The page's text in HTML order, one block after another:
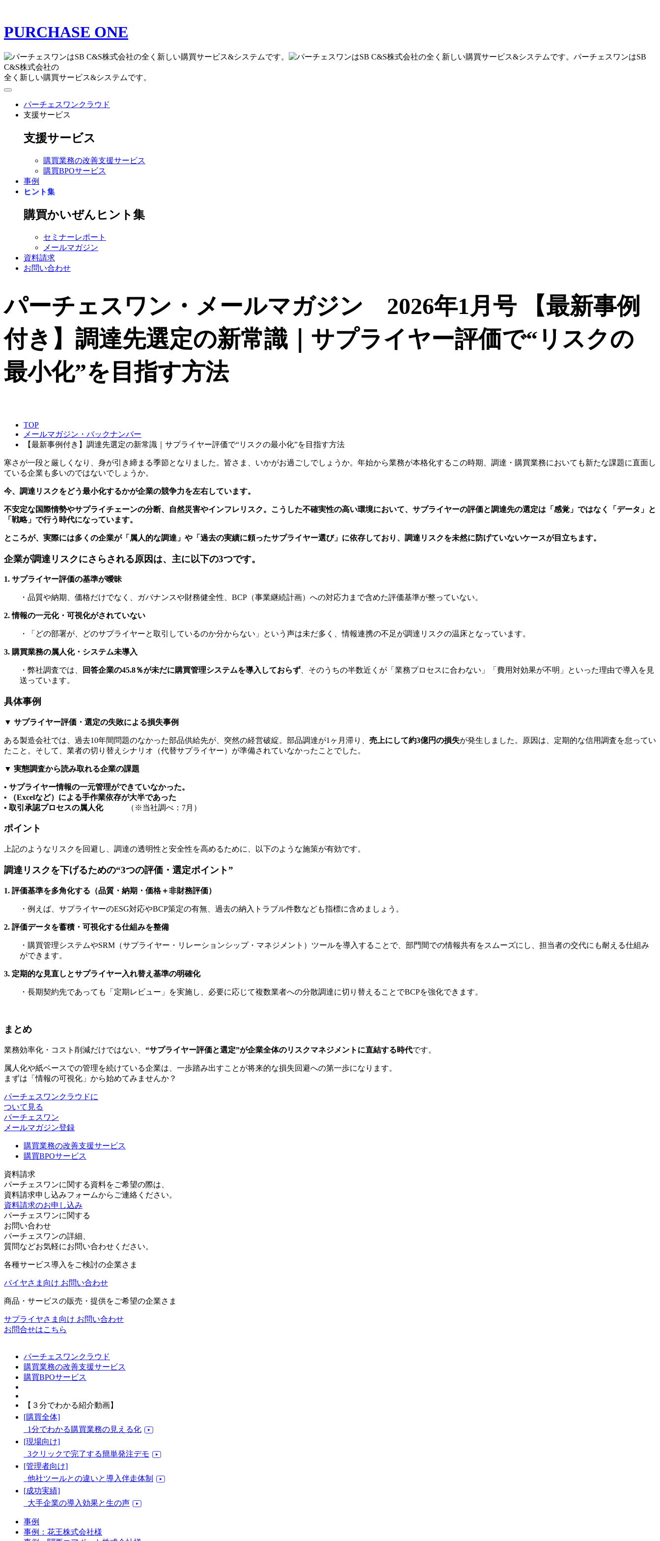
PURCHASE ONE
パーチェスワンはSB
C&S株式会社の
全く新しい購買サービス&システムです。
パーチェスワンクラウド
支援サービス
支援サービス
購買業務の改善支援サービス
購買BPOサービス
事例
ヒント集
購買かいぜんヒント集
セミナーレポート
メールマガジン
資料請求
お問い合わせ
パーチェスワン・メールマガジン 2026年1月号
【最新事例
付き】調達先選定の新常識｜サプライヤー評価で“リスクの
最小化”を目指す方法
TOP
メールマガジン・バックナンバー
【最新事例付き】調達先選定の新常識｜サプライヤー評価で“リスクの最小化”を目指す方法
寒さが一段と厳しくなり、身が引き締まる季節となりました。皆さま、いかがお過ごしでしょうか。年始から業務が本格化するこの時期、調達・購買業務においても新たな課題に直面し
ている企業も多いのではないでしょうか。
今、調達リスクをどう最小化するかが企業の競争力を左右しています。
不安定な国際情勢やサプライチェーンの分断、自然災害やインフレリスク。こうした不確実性の高い環境において、サプライヤーの評価と調達先の選定は「感覚」ではなく「データ」と
「戦略」で行う時代になっています。
ところが、実際には多くの企業が「属人的な調達」や「過去の実績に頼ったサプライヤー選び」に依存しており、調達リスクを未然に防げていないケースが目立ちます。
企業が調達リスクにさらされる原因は、主に以下の3つです。
1. サプライヤー評価の基準が曖昧
・品質や納期、価格だけでなく、ガバナンスや財務健全性、BCP（事業継続計画）への対応力まで含めた評価基準が整っていない。
2. 情報の一元化・可視化がされていない
・「どの部署が、どのサプライヤーと取引しているのか分からない」という声は未だ多く、情報連携の不足が調達リスクの温床となっています。
3. 購買業務の属人化・システム未導入
・弊社調査では、 回答企業の45.8％が未だに購買管理システムを導入しておらず 、そのうちの半数近くが「業務プロセスに合わない」「費用対効果が不明」といった理由で導入を見
送っています。
具体事例
▼ サプライヤー評価・選定の失敗による損失事例
ある製造会社では、過去10年間問題のなかった部品供給先が、突然の経営破綻。部品調達が1ヶ月滞り、 売上にして約3億円の損失が発生しました。原因は、定期的な信用調査を怠ってい
たこと。そして、業者の切り替えシナリオ（代替サプライヤー）が準備されていなかったことでした。
▼ 実態調査から読み取れる企業の課題
• サプライヤー情報の一元管理ができていなかった。
• （Excelなど）による手作業依存が大半であった
• 取引承認プロセスの属人化（※当社調べ：7月）
ポイント
上記のようなリスクを回避し、調達の透明性と安全性を高めるために、以下のような施策が有効です。
調達リスクを下げるための“3つの評価・選定ポイント”
1. 評価基準を多角化する（品質・納期・価格＋非財務評価）
・例えば、サプライヤーのESG対応やBCP策定の有無、過去の納入トラブル件数なども指標に含めましょう。
2. 評価データを蓄積・可視化する仕組みを整備
・購買管理システムやSRM（サプライヤー・リレーションシップ・マネジメント）ツールを導入することで、部門間での情報共有をスムーズにし、担当者の交代にも耐える仕組み
ができます。
3. 定期的な見直しとサプライヤー入れ替え基準の明確化
・長期契約先であっても「定期レビュー」を実施し、必要に応じて複数業者への分散調達に切り替えることでBCPを強化できます。
まとめ
業務効率化・コスト削減だけではない、 “サプライヤー評価と選定”が企業全体のリスクマネジメントに直結する時代です。
属人化や紙ベースでの管理を続けている企業は、一歩踏み出すことが将来的な損失回避への第一歩になります。
まずは「情報の可視化」から始めてみませんか？
パーチェスワンクラウドに
ついて見る
パーチェスワン
メールマガジン登録
購買業務の改善支援サービス
購買BPOサービス
資料請求
パーチェスワンに関する資料をご希望の際は、
資料請求申し込みフォームからご連絡ください。
資料請求のお申し込み
パーチェスワンに関する
お問い合わせ
パーチェスワンの詳細、
質問などお気軽にお問い合わせください。
各種サービス導入をご検討の企業さま
バイヤさま向け お問い合わせ
商品・サービスの販売・提供をご希望の企業さま
サプライヤさま向け お問い合わせ
お問合せはこちら
パーチェスワンクラウド
購買業務の改善支援サービス
購買BPOサービス
【３分でわかる紹介動画】
[購買全体]
1分でわかる購買業務の見える化
[現場向け]
3クリックで完了する簡単発注デモ
[管理者向け]
他社ツールとの違いと導入伴走体制
[成功実績]
大手企業の導入効果と生の声
事例
事例：花王株式会社様